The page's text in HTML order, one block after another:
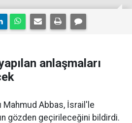
anlaşmaları
Mahmud Abbas, İsrail'le
gözden geçirileceğini bildirdi.